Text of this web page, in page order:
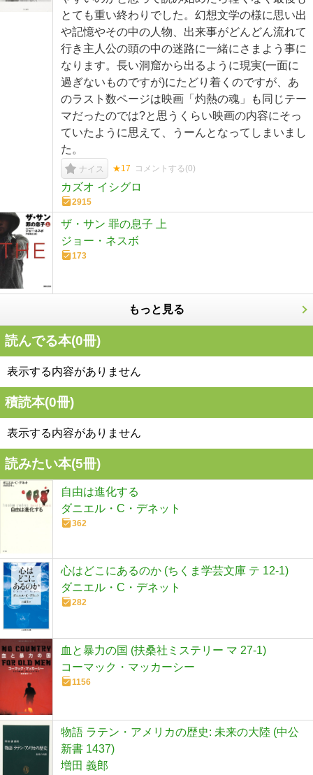
とても重い終わりでした。幻想文学の様に思い出
や記憶やその中の人物、出来事がどんどん流れて
行き主人公の頭の中の迷路に一緒にさまよう事に
なります。長い洞窟から出るように現実(一面に
過ぎないものですが)にたどり着くのですが、あ
のラスト数ページは映画「灼熱の魂」も同じテー
マだったのでは?と思うくらい映画の内容にそっ
ていたように思えて、うーんとなってしまいまし
た。
ナイス ★17 コメントする(0)
カズオ イシグロ
2915
ザ・サン 罪の息子 上
ジョー・ネスボ
173
もっと見る
読んでる本(0冊)
表示する内容がありません
積読本(0冊)
表示する内容がありません
読みたい本(5冊)
自由は進化する
ダニエル・C・デネット
362
心はどこにあるのか (ちくま学芸文庫 テ 12-1)
ダニエル・C・デネット
282
血と暴力の国 (扶桑社ミステリー マ 27-1)
コーマック・マッカーシー
1156
物語 ラテン・アメリカの歴史: 未来の大陸 (中公
新書 1437)
増田 義郎